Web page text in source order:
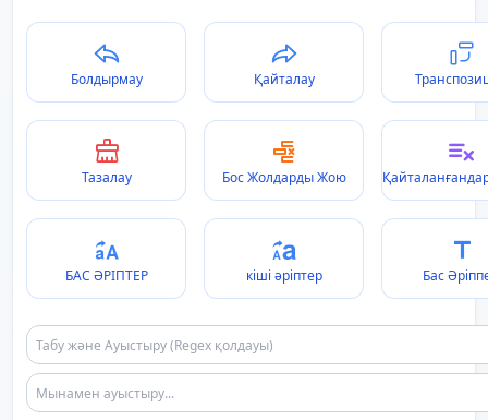
Болдырмау Қайталау
Тазалау Бос Жолдарды Жою
БАС ӘРІПТЕР кіші әріптер Бас